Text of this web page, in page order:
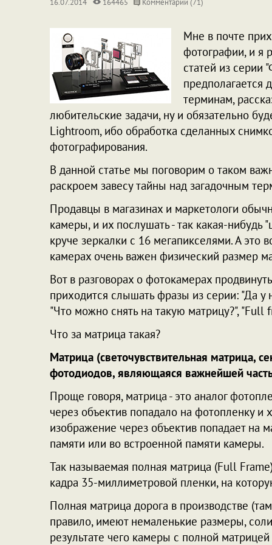
16.07.2014 164465 Комментарии (71)
Мне в почте
фотографии, и я
статей из серии
предполагается
терминам,
любительские задачи, ну и обязательно
Lightroom, ибо обработка сделанных
фотографирования.
В данной статье мы поговорим о таком
раскроем завесу тайны над загадочным
Продавцы в магазинах и маркетологи
камеры, и их послушать - так какая-
круче зеркалки с 16 мегапикселями. А это
камерах очень важен физический размер
Вот в разговорах о фотокамерах
приходится слышать фразы из серии: "Да
"Что можно снять на такую матрицу?", "Full
Что за матрица такая?
Матрица (светочувствительная матрица,
фотодиодов, являющаяся важнейшей
Проще говоря, матрица - это аналог
через объектив попадало на фотопленку
изображение через объектив попадает на
памяти или во встроенной памяти камеры.
Так называемая полная матрица (Full
кадра 35-миллиметровой пленки, на
Полная матрица дорога в производстве
правило, имеют немаленькие размеры,
результате чего камеры с полной